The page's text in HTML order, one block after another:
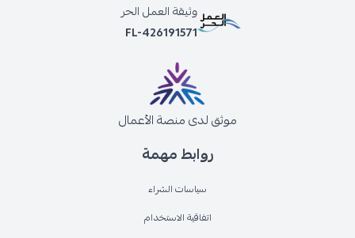
روابط مهمة
سياسات الشراء
اتفاقية الاستخدام
وثيقة العمل الحر
FL-426191571
موثق لدى منصة الأعمال